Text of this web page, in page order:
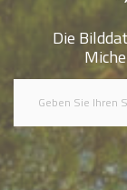
Die